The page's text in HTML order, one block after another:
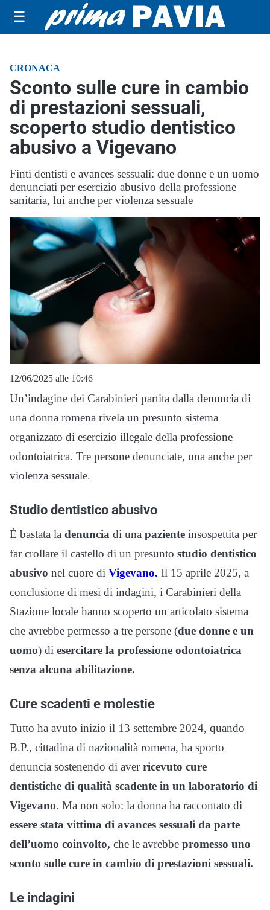
☰
CRONACA
Sconto sulle cure in cambio
di prestazioni sessuali,
scoperto studio dentistico
abusivo a Vigevano
Finti dentisti e avances sessuali: due donne e un uomo
denunciati per esercizio abusivo della professione
sanitaria, lui anche per violenza sessuale
12/06/2025 alle 10:46
Un’indagine dei Carabinieri partita dalla denuncia di
una donna romena rivela un presunto sistema
organizzato di esercizio illegale della professione
odontoiatrica. Tre persone denunciate, una anche per
violenza sessuale.
Studio dentistico abusivo
È bastata la denuncia di una paziente insospettita per
far crollare il castello di un presunto studio dentistico
abusivo nel cuore di Vigevano. Il 15 aprile 2025, a
conclusione di mesi di indagini, i Carabinieri della
Stazione locale hanno scoperto un articolato sistema
che avrebbe permesso a tre persone (due donne e un
uomo) di esercitare la professione odontoiatrica
senza alcuna abilitazione.
Cure scadenti e molestie
Tutto ha avuto inizio il 13 settembre 2024, quando
B.P., cittadina di nazionalità romena, ha sporto
denuncia sostenendo di averricevuto cure
dentistiche di qualità scadente in un laboratorio di
Vigevano. Ma non solo: la donna ha raccontato di
essere stata vittima di avances sessuali da parte
dell’uomo coinvolto, che le avrebbe promesso uno
sconto sulle cure in cambio di prestazioni sessuali.
Le indagini